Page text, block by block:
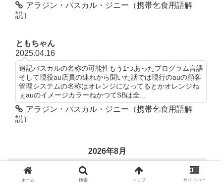
アラジン・パスカル・ジニー（携帯乞食用語解
説）
ともちゃん
2025.04.16
追記パスカルの名称の可能性もう1つあったプログラム言語
そして現役au店員の連れから聞いた話では現行のauの顧客
管理システムの名称はオレンジになってるとかオレンジね
ぇauのイメージカラーねかつてSBは全...
アラジン・パスカル・ジニー（携帯乞食用語解
説）
2026年8月
月 水 金
日
2
ホーム 検索 トップ サイドバー